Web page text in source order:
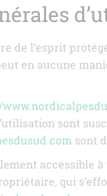
de l’esprit
en aucune
sont
sont
accessible
qui